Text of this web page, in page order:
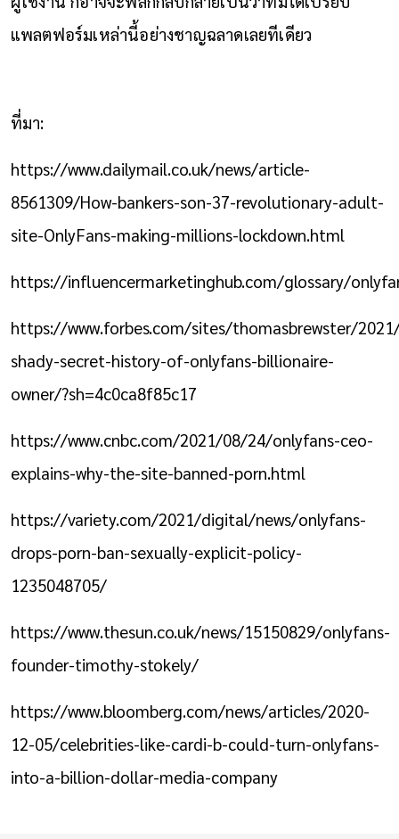
แพลตฟอร์มเหล่านี้อย่างชาญฉลาดเลยทีเดียว
ที่มา:
https://www.dailymail.co.uk/news/article-
8561309/How-bankers-son-37-revolutionary-adult-
site-OnlyFans-making-millions-lockdown.html
https://influencermarketinghub.com/glossary/
https://www.forbes.com/sites/thomasbrewster/
shady-secret-history-of-onlyfans-billionaire-
owner/?sh=4c0ca8f85c17
https://www.cnbc.com/2021/08/24/onlyfans-ceo-
explains-why-the-site-banned-porn.html
https://variety.com/2021/digital/news/onlyfans-
drops-porn-ban-sexually-explicit-policy-
1235048705/
https://www.thesun.co.uk/news/15150829/onlyfans-
founder-timothy-stokely/
https://www.bloomberg.com/news/articles/2020-
12-05/celebrities-like-cardi-b-could-turn-onlyfans-
into-a-billion-dollar-media-company